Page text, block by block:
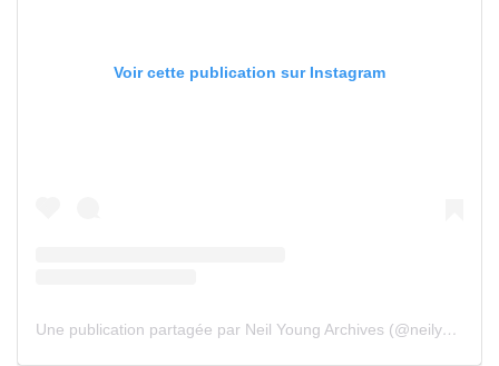
Voir cette publication sur Instagram
Une publication partagée par Neil Young Archives (@neilyoungarchives)